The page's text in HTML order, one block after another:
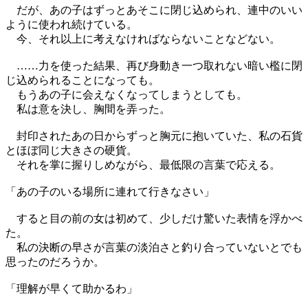
だが、あの子はずっとあそこに閉じ込められ、連中のいい
ように使われ続けている。
今、それ以上に考えなければならないことなどない。
……力を使った結果、再び身動き一つ取れない暗い檻に閉
じ込められることになっても。
もうあの子に会えなくなってしまうとしても。
私は意を決し、胸間を弄った。
封印されたあの日からずっと胸元に抱いていた、私の石貨
とほぼ同じ大きさの硬貨。
それを掌に握りしめながら、最低限の言葉で応える。
「あの子のいる場所に連れて行きなさい」
すると目の前の女は初めて、少しだけ驚いた表情を浮かべ
た。
私の決断の早さが言葉の淡泊さと釣り合っていないとでも
思ったのだろうか。
「理解が早くて助かるわ」